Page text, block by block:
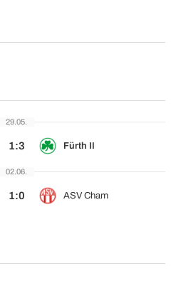
29.05.
1:3 Fürth II
02.06.
1:0 ASV Cham